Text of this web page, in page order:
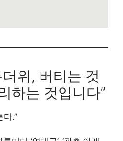
위, 버티는 것
하는 것입니다”
다.”